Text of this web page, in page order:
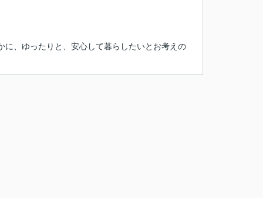
、ゆったりと、安心して暮らしたいとお考えの